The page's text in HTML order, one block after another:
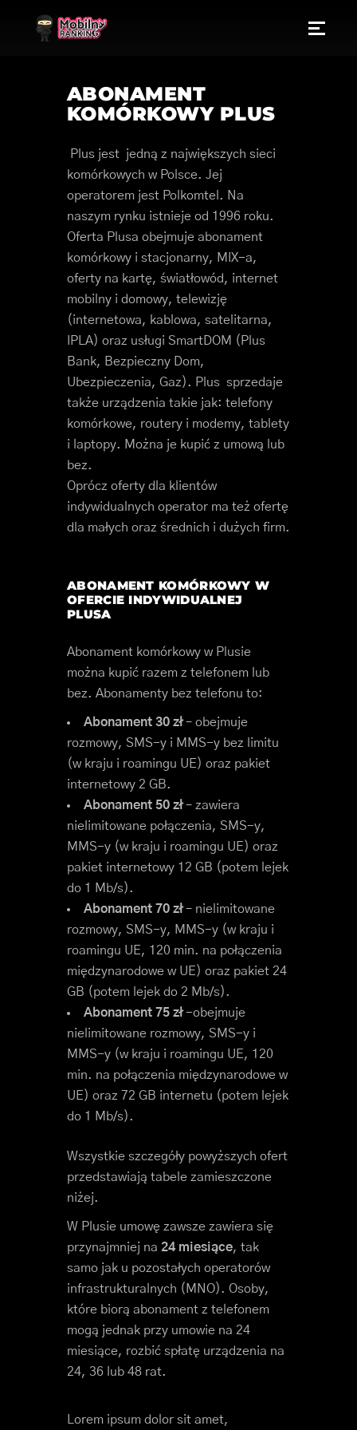
ABONAMENT
KOMÓRKOWY PLUS
Plus jest jedną z największych sieci
komórkowych w Polsce. Jej
operatorem jest Polkomtel. Na
naszym rynku istnieje od 1996 roku.
Oferta Plusa obejmuje abonament
komórkowy i stacjonarny, MIX-a,
oferty na kartę, światłowód, internet
mobilny i domowy, telewizję
(internetowa, kablowa, satelitarna,
IPLA) oraz usługi SmartDOM (Plus
Bank, Bezpieczny Dom,
Ubezpieczenia, Gaz). Plus sprzedaje
także urządzenia takie jak: telefony
komórkowe, routery i modemy, tablety
i laptopy. Można je kupić z umową lub
bez.
Oprócz oferty dla klientów
indywidualnych operator ma też ofertę
dla małych oraz średnich i dużych firm.
ABONAMENT KOMÓRKOWY W
OFERCIE INDYWIDUALNEJ
PLUSA
Abonament komórkowy w Plusie
można kupić razem z telefonem lub
bez. Abonamenty bez telefonu to:
Abonament 30 zł– obejmuje
rozmowy, SMS-y i MMS-y bez limitu
(w kraju i roamingu UE) oraz pakiet
internetowy 2 GB.
Abonament 50 zł– zawiera
nielimitowane połączenia, SMS-y,
MMS-y (w kraju i roamingu UE) oraz
pakiet internetowy 12 GB (potem lejek
do 1 Mb/s).
Abonament 70 zł– nielimitowane
rozmowy, SMS-y, MMS-y (w kraju i
roamingu UE, 120 min. na połączenia
międzynarodowe w UE) oraz pakiet 24
GB (potem lejek do 2 Mb/s).
Abonament 75 zł-obejmuje
nielimitowane rozmowy, SMS-y i
MMS-y (w kraju i roamingu UE, 120
min. na połączenia międzynarodowe w
UE) oraz 72 GB internetu (potem lejek
do 1 Mb/s).
Wszystkie szczegóły powyższych ofert
przedstawiają tabele zamieszczone
niżej.
W Plusie umowę zawsze zawiera się
przynajmniej na 24 miesiące, tak
samo jak u pozostałych operatorów
infrastrukturalnych (MNO). Osoby,
które biorą abonament z telefonem
mogą jednak przy umowie na 24
miesiące, rozbić spłatę urządzenia na
24, 36 lub 48 rat.
Lorem ipsum dolor sit amet,